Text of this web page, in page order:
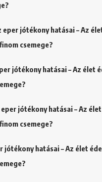
eper jótékony hatásai – Az
csemege?
jótékony hatásai – Az élet
eper jótékony hatásai – Az
csemege?
jótékony hatásai – Az élet